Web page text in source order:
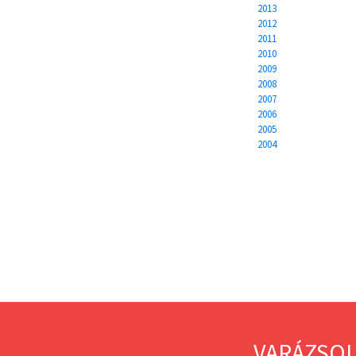
2013
2012
2011
2010
2009
2008
2007
2006
2005
2004